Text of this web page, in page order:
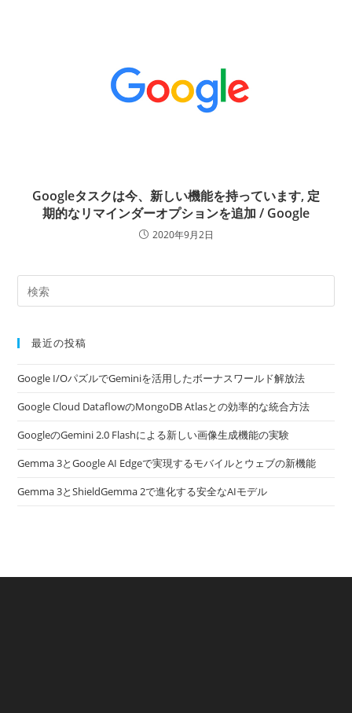
Googleタスクは今、新しい機能を持っています, 定
期的なリマインダーオプションを追加 / Google
2020年9月2日
最近の投稿
Google I/OパズルでGeminiを活用したボーナスワールド解放法
Google Cloud DataflowのMongoDB Atlasとの効率的な統合方法
GoogleのGemini 2.0 Flashによる新しい画像生成機能の実験
Gemma 3とGoogle AI Edgeで実現するモバイルとウェブの新機能
Gemma 3とShieldGemma 2で進化する安全なAIモデル